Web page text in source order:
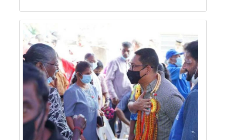
P76-N55
PASIR BEDAMAR
P76-N56
CHANGKAT JONG
P77-N57
SUNGKAI
P77-N58
SLIM
P77-N59
BEHRANG